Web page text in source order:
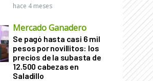
hace 4 meses
Mercado Ganadero
Se pagó hasta casi 6 mil
pesos por novillitos: los
precios de la subasta de
12.500 cabezas en
Saladillo